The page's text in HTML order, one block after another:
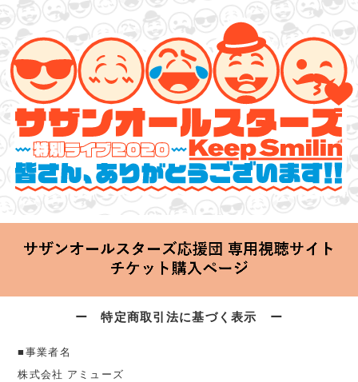
サザンオールスターズ 特別ライブ 2020
2020.06.25 Thu 20:00 Start at 横浜アリーナ
ー 特定商取引法に基づく表示 ー
■事業者名
株式会社 アミューズ